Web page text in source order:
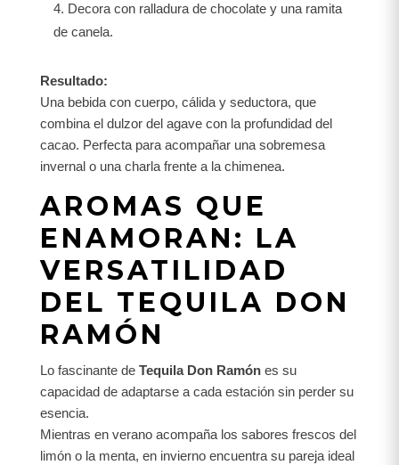
Decora con ralladura de chocolate y una ramita
de canela.
Resultado:
Una bebida con cuerpo, cálida y seductora, que
combina el dulzor del agave con la profundidad del
cacao. Perfecta para acompañar una sobremesa
invernal o una charla frente a la chimenea.
AROMAS QUE
ENAMORAN: LA
VERSATILIDAD
DEL TEQUILA DON
RAMÓN
Lo fascinante de Tequila Don Ramón es su
capacidad de adaptarse a cada estación sin perder su
esencia.
Mientras en verano acompaña los sabores frescos del
limón o la menta, en invierno encuentra su pareja ideal